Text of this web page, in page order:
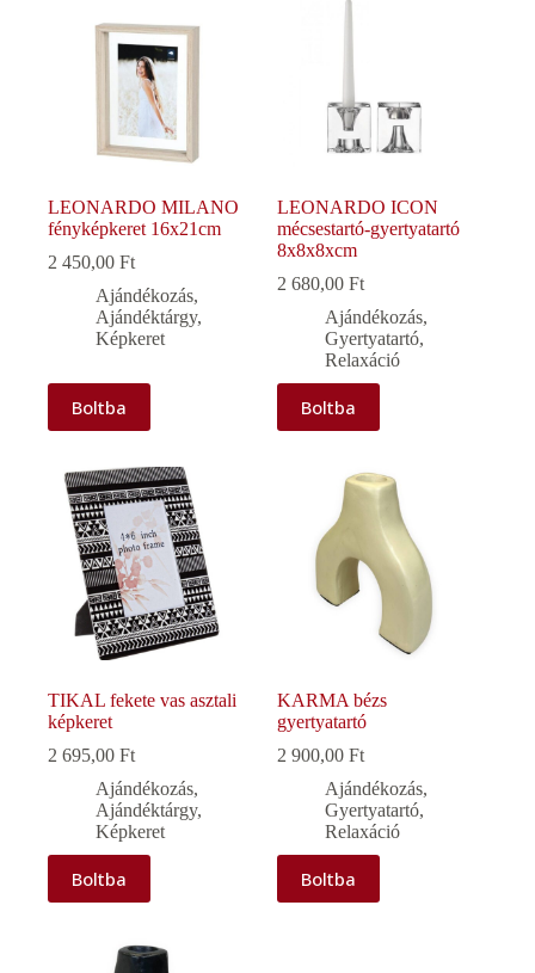
LEONARDO MILANO
fényképkeret 16x21cm
2 450,00 Ft
Ajándékozás,
Ajándéktárgy,
Képkeret
Boltba
LEONARDO ICON
mécsestartó-gyertyatartó
8x8x8xcm
2 680,00Ft
Ajándékozás,
Gyertyatartó,
Relaxáció
Boltba
TIKAL fekete vas asztali
képkeret
2 695,00 Ft
Ajándékozás,
Ajándéktárgy,
Képkeret
Boltba
KARMA bézs
gyertyatartó
2 900,00Ft
Ajándékozás,
Gyertyatartó,
Relaxáció
Boltba